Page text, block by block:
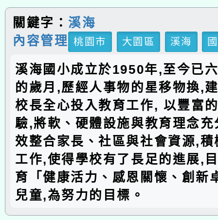
關鍵字： 溪海
內容管理
桃園市 大園區 溪海
溪海國小成立於1950年,至今已
的歲月,歷經人事物的星移物換,
校長全心投入教育工作, 以豐富
驗,將軟、硬體設施與教育理念
效整合家長、社區與社會資源,
工作,使得學校有了長足的進展,
育「健康活力、感恩關懷、創新
兒童,為努力的目標。